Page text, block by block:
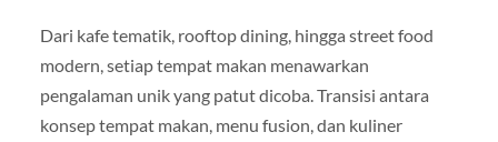
Dari kafe tematik, rooftop dining, hingga street food
modern, setiap tempat makan menawarkan
pengalaman unik yang patut dicoba. Transisi antara
konsep tempat makan, menu fusion, dan kuliner